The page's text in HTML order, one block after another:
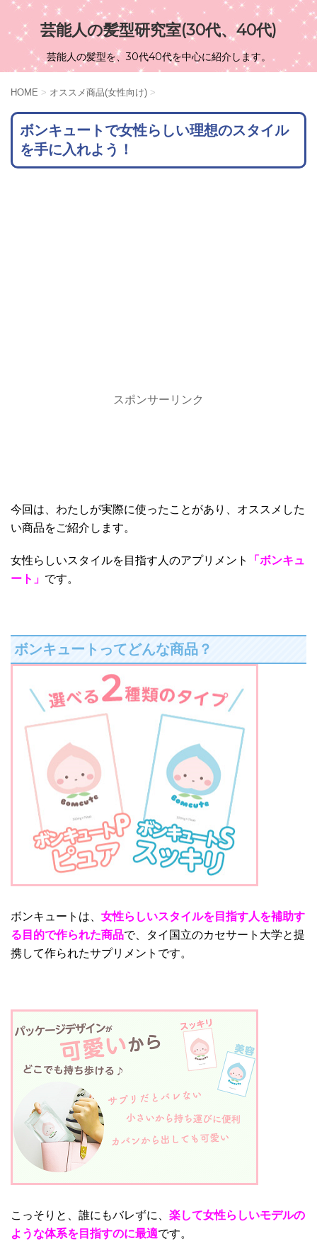
芸能人の髪型研究室(30代、40代)
芸能人の髪型を、30代40代を中心に紹介します。
HOME > オススメ商品(女性向け) >
ボンキュートで女性らしい理想のスタイル
を手に入れよう！
スポンサーリンク
今回は、わたしが実際に使ったことがあり、オススメした
い商品をご紹介します。
女性らしいスタイルを目指す人のアプリメント
「ボンキュ
ート」 です。
ボンキュートってどんな商品？
ボンキュートは、 女性らしいスタイルを目指す人を補助す
る目的で作られた商品で、タイ国立のカセサート大学と提
携して作られたサプリメントです。
こっそりと、誰にもバレずに、 楽して女性らしいモデルの
ような体系を目指すのに最適です。